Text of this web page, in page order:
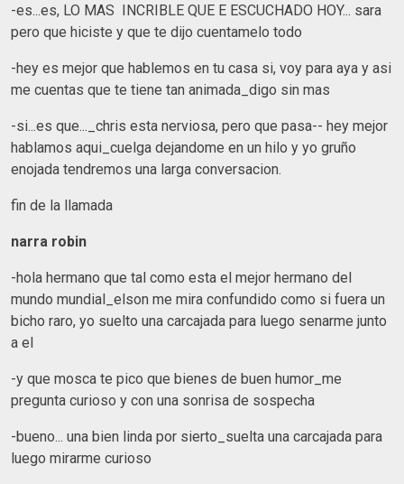
-es...es, LO MAS INCRIBLE QUE E ESCUCHADO HOY... sara
pero que hiciste y que te dijo cuentamelo todo
-hey es mejor que hablemos en tu casa si, voy para aya y asi
me cuentas que te tiene tan animada_digo sin mas
-si...es que..._chris esta nerviosa, pero que pasa-- hey mejor
hablamos aqui_cuelga dejandome en un hilo y yo gruño
enojada tendremos una larga conversacion.
fin de la llamada
narra robin
-hola hermano que tal como esta el mejor hermano del
mundo mundial_elson me mira confundido como si fuera un
bicho raro, yo suelto una carcajada para luego senarme junto
a el
-y que mosca te pico que bienes de buen humor_me
pregunta curioso y con una sonrisa de sospecha
-bueno... una bien linda por sierto_suelta una carcajada para
luego mirarme curioso